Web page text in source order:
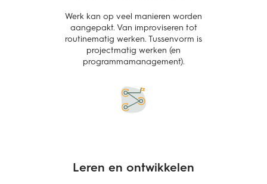
Werk kan op veel manieren worden
aangepakt. Van improviseren tot
routinematig werken. Tussenvorm is
projectmatig werken (en
programmamanagement).
Leren en ontwikkelen